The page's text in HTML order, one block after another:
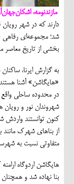
مازندنومه،
دارند که در شهر
شد؛ مجموعه‌ای رفاهی -
بخشی از تاریخ معاصر
به گزارش ایرنا،
«هایگاشن» آشنا
شهروندان نور و
کنون توانستند واردش
از بناهای شهرک
متفاوتی نسبت به
بنا نهاده شد و همچنان